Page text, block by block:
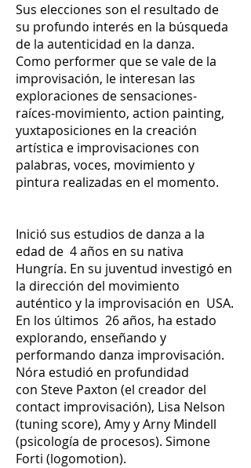
Sus elecciones son el resultado de
su profundo interés en la búsqueda
de la autenticidad en la danza.
Como performer que se vale de la
improvisación, le interesan las
exploraciones de sensaciones-
raíces-movimiento, action painting,
yuxtaposiciones en la creación
artística e improvisaciones con
palabras, voces, movimiento y
pintura realizadas en el momento.
Inició sus estudios de danza a la
edad de 4 años en su nativa
Hungría. En su juventud investigó en
la dirección del movimiento
auténtico y la improvisación en USA.
En los últimos 26 años, ha estado
explorando, enseñando y
performando danza improvisación.
Nóra estudió en profundidad
con Steve Paxton (el creador del
contact improvisación), Lisa Nelson
(tuning score), Amy y Arny Mindell
(psicología de procesos). Simone
Forti (logomotion).